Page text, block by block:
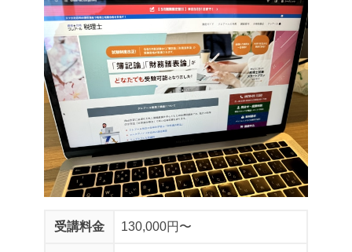
受講料金 130,000円〜